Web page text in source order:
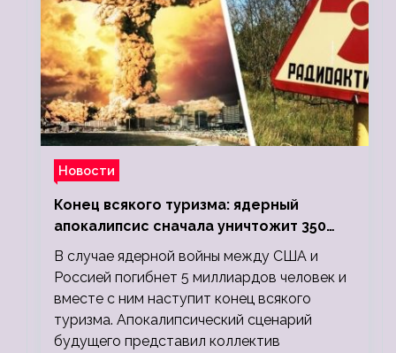
Новости
Конец всякого туризма: ядерный
апокалипсис сначала уничтожит 350
миллионов, а потом 5 миллиардов
людей
В случае ядерной войны между США и
Россией погибнет 5 миллиардов человек и
вместе с ним наступит конец всякого
туризма. Апокалипсический сценарий
будущего представил коллектив